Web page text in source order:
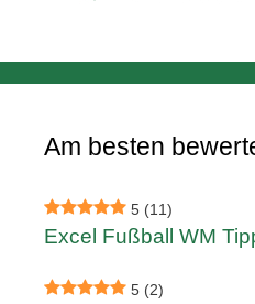
Am besten
5 (11)
Excel Fußball WM
5 (2)